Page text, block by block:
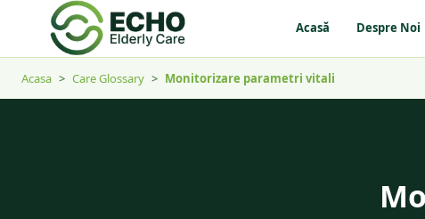
Acasă Despre Noi
Acasa > Care Glossary > Monitorizare parametri vitali